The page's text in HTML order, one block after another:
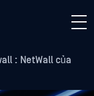
: NetWall của